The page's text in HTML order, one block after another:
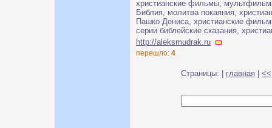
христианские фильмы,
Библия, молитва покаяния,
Пашко Дениса, христианские
серии библейские сказания,
http://aleksmudrak.ru
перешло: 4
Страницы: | главная <<